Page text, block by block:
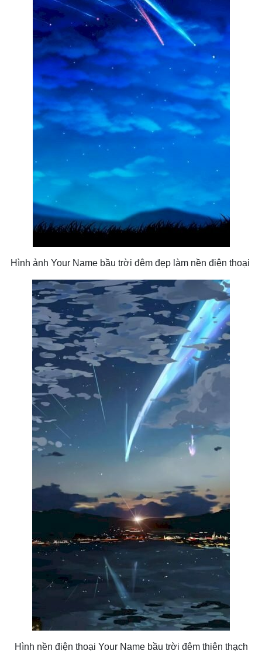
Hình ảnh Your Name bầu trời đêm đẹp làm nền điện thoại
Hình nền điện thoại Your Name bầu trời đêm thiên thạch